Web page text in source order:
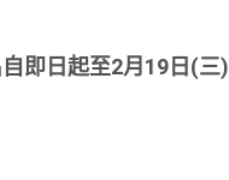
即日起至2月19日(三)